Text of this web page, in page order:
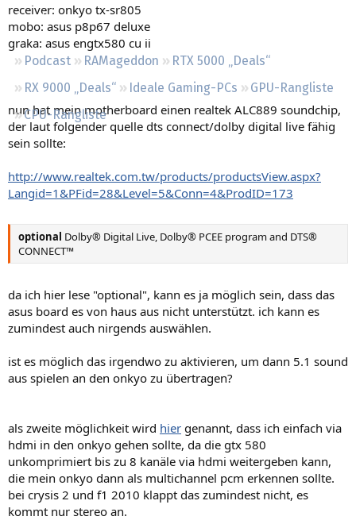
Regeln
Podcast RAMageddon
RTX 5000 „Deals“
RX 9000 „Deals“
Ideale Gaming-PCs
GPU-Rangliste
CPU-Rangliste
receiver: onkyo tx-sr805
mobo: asus p8p67 deluxe
graka: asus engtx580 cu ii
nun hat mein motherboard einen realtek ALC889 soundchip,
der laut folgender quelle dts connect/dolby digital live fähig
sein sollte:
http://www.realtek.com.tw/products/productsView.aspx?
Langid=1&PFid=28&Level=5&Conn=4&ProdID=173
optional Dolby® Digital Live, Dolby® PCEE program and DTS®
CONNECT™
da ich hier lese "optional", kann es ja möglich sein, dass das
asus board es von haus aus nicht unterstützt. ich kann es
zumindest auch nirgends auswählen.
ist es möglich das irgendwo zu aktivieren, um dann 5.1 sound
aus spielen an den onkyo zu übertragen?
als zweite möglichkeit wird hier genannt, dass ich einfach via
hdmi in den onkyo gehen sollte, da die gtx 580
unkomprimiert bis zu 8 kanäle via hdmi weitergeben kann,
die mein onkyo dann als multichannel pcm erkennen sollte.
bei crysis 2 und f1 2010 klappt das zumindest nicht, es
kommt nur stereo an.